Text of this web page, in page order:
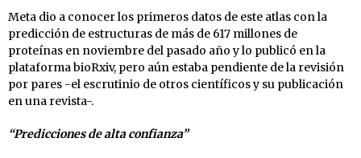
Meta dio a conocer los primeros datos de este atlas con la
predicción de estructuras de más de 617 millones de
proteínas en noviembre del pasado año y lo publicó en la
plataforma bioRxiv, pero aún estaba pendiente de la revisión
por pares -el escrutinio de otros científicos y su publicación
en una revista-.
“Predicciones de alta confianza”